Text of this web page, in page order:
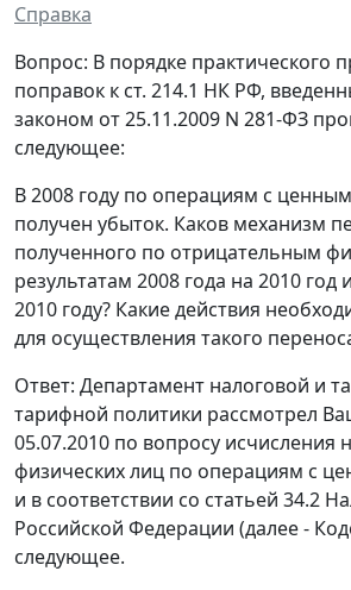
Справка
Вопрос: В порядке практического
поправок к ст. 214.1 НК РФ,
законом от 25.11.2009 N 281-ФЗ
следующее:
В 2008 году по операциям с
получен убыток. Каков механизм
полученного по отрицательным
результатам 2008 года на 2010 год
2010 году? Какие действия
для осуществления такого
Ответ: Департамент налоговой и
тарифной политики рассмотрел
05.07.2010 по вопросу исчисления
физических лиц по операциям с
и в соответствии со статьей 34.2
Российской Федерации (далее -
следующее.